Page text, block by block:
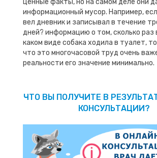
информационный мусор. Например,
вел дневник и записывал в течение
дней? информацию о том, сколько раз
каком виде собака ходила в туалет,
что это многочасовой труд очень
реальности его значение минимально.
ЧТО ВЫ ПОЛУЧИТЕ В
КОНСУЛЬТАЦИИ?